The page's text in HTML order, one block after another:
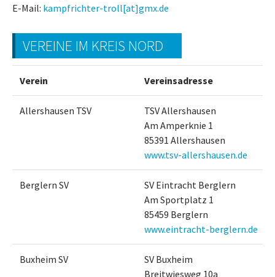
E-Mail: kampfrichter-troll[at]gmx.de
VEREINE IM KREIS NORD
Verein Vereinsadresse
Allershausen TSV
TSV Allershausen
Am Amperknie 1
85391 Allershausen
www.tsv-allershausen.de
Berglern SV
SV Eintracht Berglern
Am Sportplatz 1
85459 Berglern
www.eintracht-berglern.de
Buxheim SV
SV Buxheim
Breitwiesweg 10a